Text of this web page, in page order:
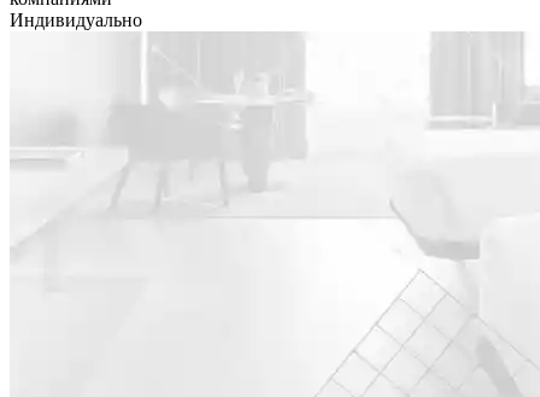
Индивидуально